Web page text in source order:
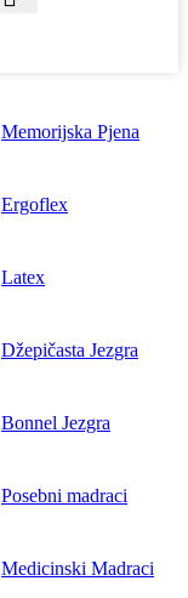
Memorijska Pjena
Ergoflex
Latex
Džepičasta Jezgra
Bonnel Jezgra
Posebni madraci
Medicinski Madraci